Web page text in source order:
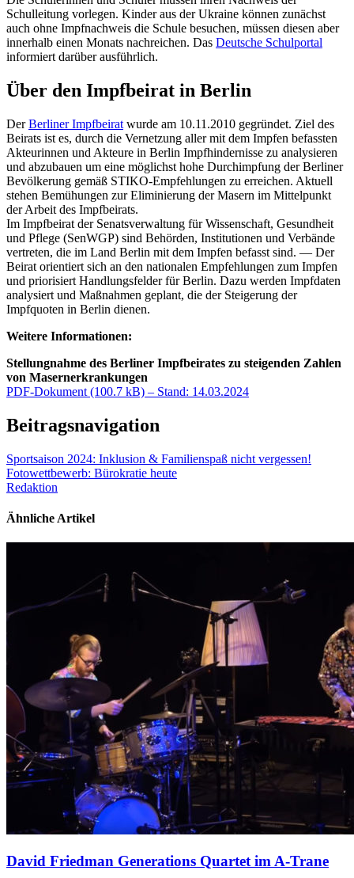
Schulleitung vorlegen. Kinder aus der Ukraine können zunächst
auch ohne Impfnachweis die Schule besuchen, müssen diesen aber
innerhalb einen Monats nachreichen. Das Deutsche Schulportal
informiert darüber ausführlich.
Über den Impfbeirat in Berlin
DerBerliner Impfbeirat wurde am 10.11.2010 gegründet. Ziel des
Beirats ist es, durch die Vernetzung aller mit dem Impfen befassten
Akteurinnen und Akteure in Berlin Impfhindernisse zu analysieren
und abzubauen um eine möglichst hohe Durchimpfung der Berliner
Bevölkerung gemäß STIKO-Empfehlungen zu erreichen. Aktuell
stehen Bemühungen zur Eliminierung der Masern im Mittelpunkt
der Arbeit des Impfbeirats.
Im Impfbeirat der Senatsverwaltung für Wissenschaft, Gesundheit
und Pflege (SenWGP) sind Behörden, Institutionen und Verbände
vertreten, die im Land Berlin mit dem Impfen befasst sind. — Der
Beirat orientiert sich an den nationalen Empfehlungen zum Impfen
und priorisiert Handlungsfelder für Berlin. Dazu werden Impfdaten
analysiert und Maßnahmen geplant, die der Steigerung der
Impfquoten in Berlin dienen.
Weitere Informationen:
Stellungnahme des Berliner Impfbeirates zu steigenden Zahlen
von Masernerkrankungen
PDF-Dokument (100.7 kB) – Stand: 14.03.2024
Beitragsnavigation
Sportsaison 2024: Inklusion & Familienspaß nicht vergessen!
Fotowettbewerb: Bürokratie heute
Redaktion
Ähnliche Artikel
David Friedman Generations Quartet im A-Trane